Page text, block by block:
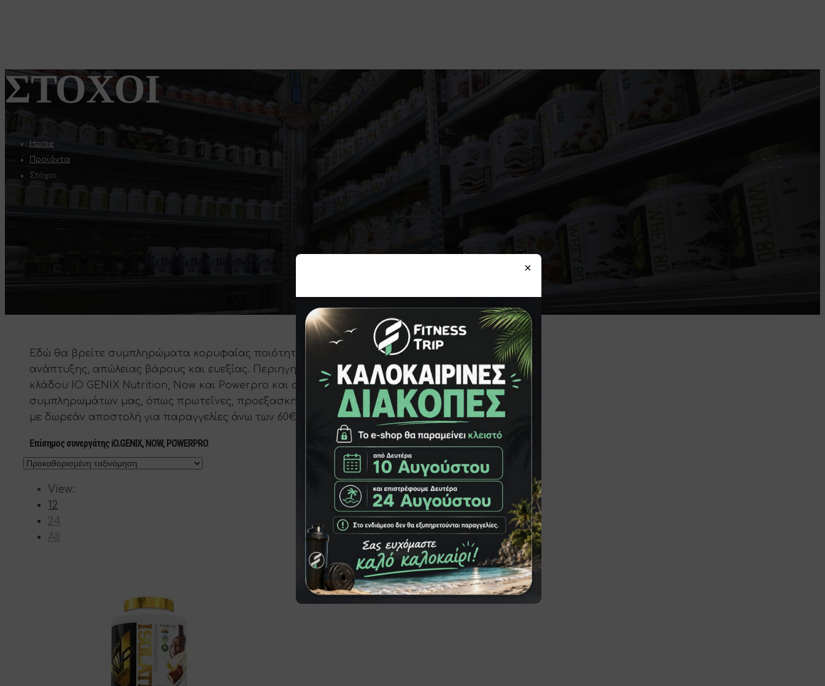
ΣΤΌΧΟΙ
Home
Προϊόντα
Στόχοι
Εδώ θα βρείτε συμπληρώματα κορυφαίας ποιότητας για τις ανάγκες μυϊκής
ανάπτυξης, απώλειας βάρους και ευεξίας. Περιηγηθείτε στις κορυφαίες μάρκες του
κλάδου IO GENIX Nutrition, Now και Powerpro και αγοράστε από την μεγάλη ποικιλία
συμπληρωμάτων μας, όπως πρωτεΐνες, προεξασκητικά, βιταμίνες, BCAA και πολλά άλλα
με δωρεάν αποστολή για παραγγελίες άνω των 60€.
Επίσημος συνεργάτης iO.GENIX, NOW, POWERPRO
View:
12
24
All
×